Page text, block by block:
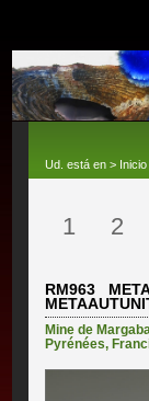
Ud. está en > Inicio
1 2
RM963
Mine de
Pyrénées,